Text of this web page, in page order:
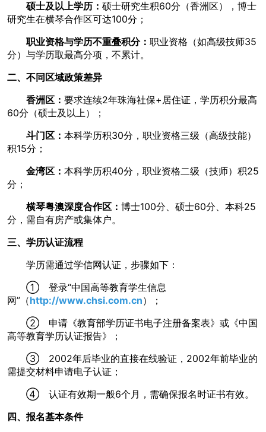
硕士及以上学历： 硕士研究生积60分（香洲区），博士
研究生在横琴合作区可达100分；
职业资格与学历不重叠积分： 职业资格（如高级技师35
分）与学历取最高分项，不累计。
二、不同区域政策差异
香洲区： 要求连续2年珠海社保+居住证，学历积分最高
60分（硕士及以上）；
斗门区： 本科学历积30分，职业资格三级（高级技能）
积15分；
金湾区： 本科学历积40分，职业资格二级（技师）积25
分；
横琴粤澳深度合作区： 博士100分、硕士60分、本科25
分，需自有房产或集体户。
三、学历认证流程
学历需通过学信网认证，步骤如下：
① 登录“中国高等教育学生信息
网”（http://www.chsi.com.cn）；
② 申请《教育部学历证书电子注册备案表》或《中国
高等教育学历认证报告》；
③ 2002年后毕业的直接在线验证，2002年前毕业的
需提交材料申请电子认证；
④ 认证有效期一般6个月，需确保报名时证书有效。
四、报名基本条件
